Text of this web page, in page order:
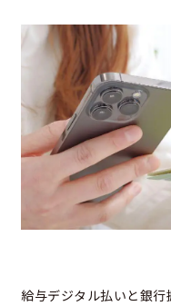
給与デジタル払いと銀